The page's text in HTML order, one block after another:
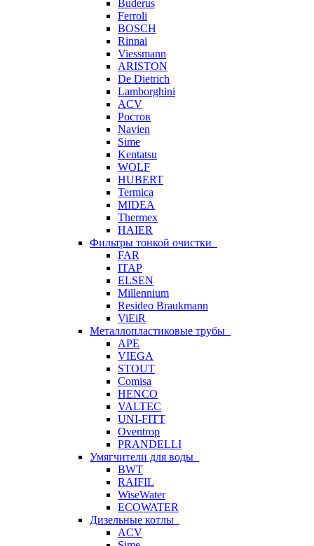
Buderus
Ferroli
BOSCH
Rinnai
Viessmann
ARISTON
De Dietrich
Lamborghini
ACV
Ростов
Navien
Sime
Kentatsu
WOLF
HUBERT
Termica
MIDEA
Thermex
HAIER
Фильтры тонкой очистки
FAR
ITAP
ELSEN
Millennium
Resideo Braukmann
ViEiR
Металлопластиковые трубы
APE
VIEGA
STOUT
Comisa
HENCO
VALTEC
UNI-FITT
Oventrop
PRANDELLI
Умягчители для воды
BWT
RAIFIL
WiseWater
ECOWATER
Дизельные котлы
ACV